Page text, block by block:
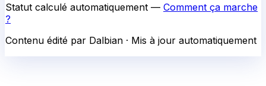
Statut calculé automatiquement — Comment ça marche
?
Contenu édité par Dalbian · Mis à jour automatiquement